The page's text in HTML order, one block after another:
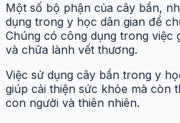
Một số bộ phận của cây bần,
dụng trong y học dân gian để
Chúng có công dụng trong việc
và chữa lành vết thương.
Việc sử dụng cây bần trong y
giúp cải thiện sức khỏe mà còn
con người và thiên nhiên.